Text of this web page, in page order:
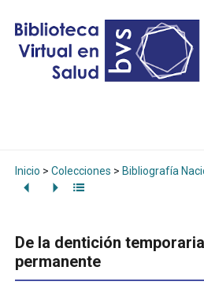
Inicio > Colecciones > Bibliografía
De la dentición
permanente